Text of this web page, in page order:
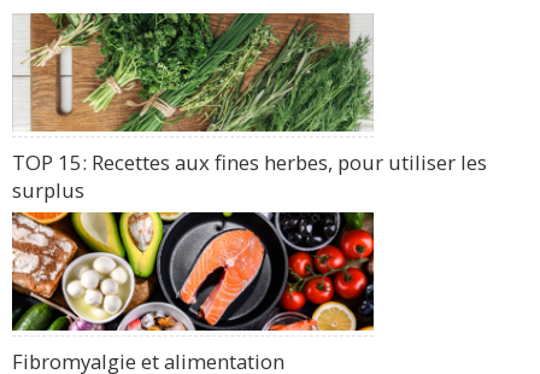
TOP 15: Recettes aux fines herbes, pour utiliser les
surplus
Fibromyalgie et alimentation